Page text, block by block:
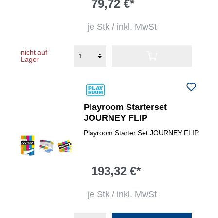
79,72 €*
je Stk / inkl. MwSt
nicht auf
Lager
Playroom Starterset
JOURNEY FLIP
Playroom Starter Set JOURNEY FLIP
193,32 €*
je Stk / inkl. MwSt